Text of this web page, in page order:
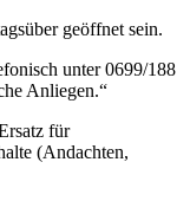
geöffnet sein.
unter 0699/188
Anliegen.“
für
(Andachten,